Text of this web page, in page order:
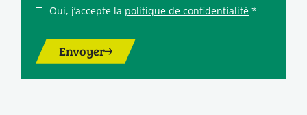
Oui, j’accepte la politique de confidentialité *
Envoyer